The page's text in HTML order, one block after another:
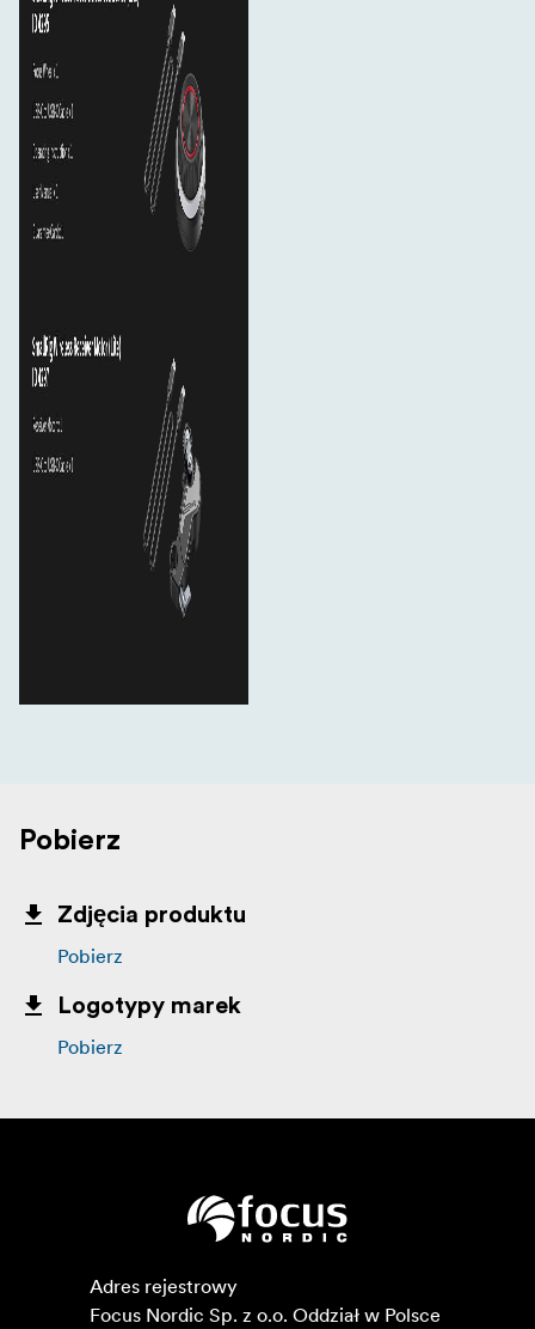
Pobierz
Zdjęcia produktu
Pobierz
Logotypy marek
Pobierz
Adres rejestrowy
Focus Nordic Sp. z o.o. Oddział w Polsce